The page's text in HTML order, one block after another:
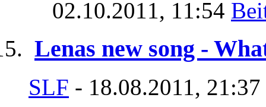
02.10.2011, 11:54
Lenas new song -
SLF - 18.08.2011,